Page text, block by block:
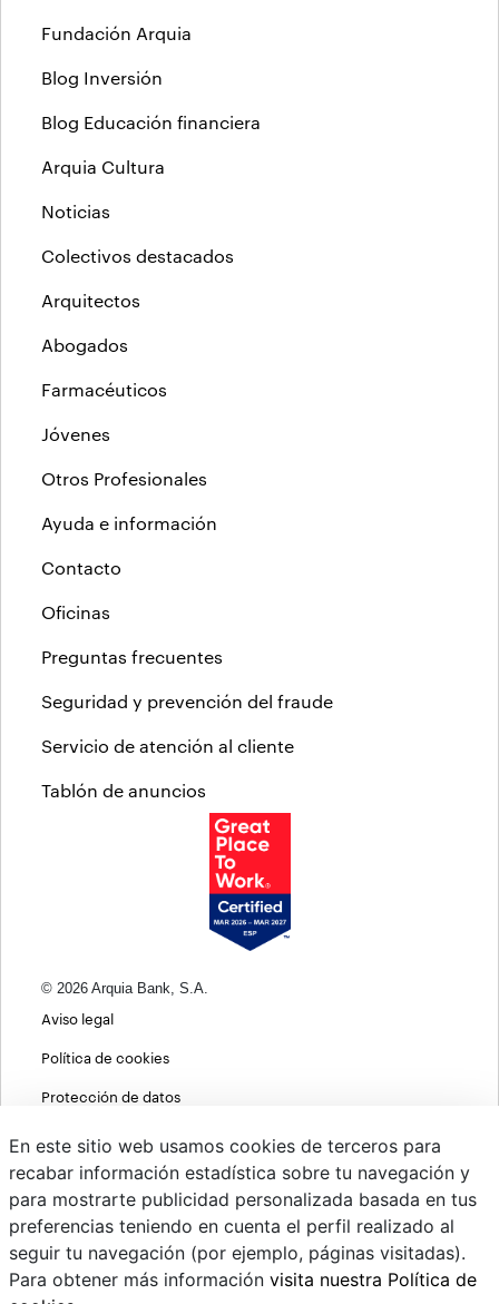
Fundación Arquia
Blog Inversión
Blog Educación financiera
Arquia Cultura
Noticias
Colectivos destacados
Arquitectos
Abogados
Farmacéuticos
Jóvenes
Otros Profesionales
Ayuda e información
Contacto
Oficinas
Preguntas frecuentes
Seguridad y prevención del fraude
Servicio de atención al cliente
Tablón de anuncios
© 2026 Arquia Bank, S.A.
Aviso legal
Política de cookies
Protección de datos
MIFID
PSD2
Cambio de divisas
En este sitio web usamos cookies de terceros para
recabar información estadística sobre tu navegación y
para mostrarte publicidad personalizada basada en tus
preferencias teniendo en cuenta el perfil realizado al
seguir tu navegación (por ejemplo, páginas visitadas).
Para obtener más información visita nuestra Política de